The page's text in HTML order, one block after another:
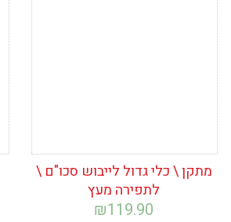
מתקן \ כלי גדול לייבוש סכו"ם \
לתפירה מעץ
₪119.90